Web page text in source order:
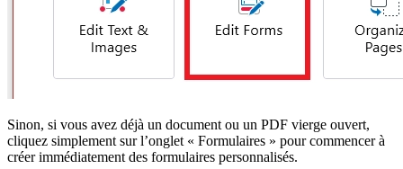
Sinon, si vous avez déjà un document ou un PDF vierge ouvert,
cliquez simplement sur l’onglet « Formulaires » pour commencer à
créer immédiatement des formulaires personnalisés.